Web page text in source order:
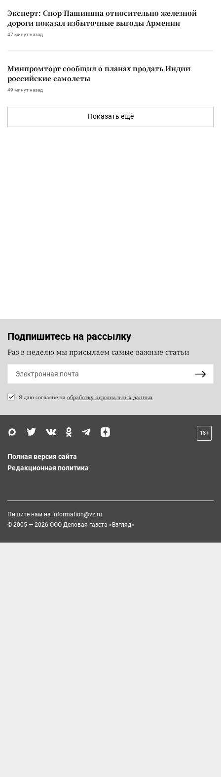
Эксперт: Спор Пашиняна относительно железной
дороги показал избыточные выгоды Армении
47 минут назад
Минпромторг сообщил о планах продать Индии
российские самолеты
49 минут назад
Показать ещё
Подпишитесь на рассылку
Раз в неделю мы присылаем самые важные статьи
Я даю согласие на обработку персональных данных
18+
Полная версия сайта
Редакционная политика
Пишите нам на information@vz.ru
© 2005 — 2026 ООО Деловая газета «Взгляд»